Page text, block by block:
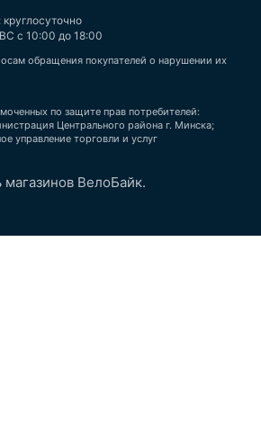
с 10:00 до 18:00
обращения покупателей о нарушении их
по защите прав потребителей:
Центрального района г. Минска;
управление торговли и услуг
ВелоБайк.